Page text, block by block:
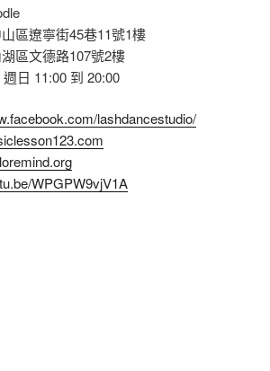
區遼寧街45巷11號1樓
區文德路107號2樓
日 11:00 到 20:00
lashdancestudio/
WPGPW9vjV1A